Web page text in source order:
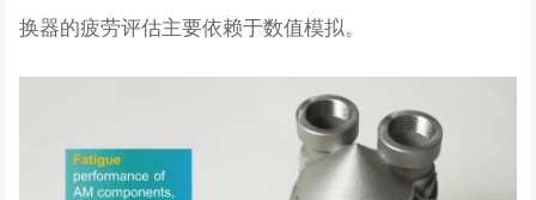
换器的疲劳评估主要依赖于数值模拟。